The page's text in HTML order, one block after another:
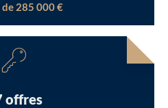
285 000 €
offres